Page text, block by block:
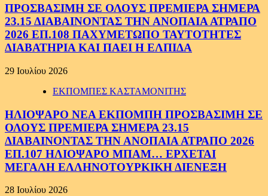
ΠΡΟΣΒΑΣΙΜΗ ΣΕ ΟΛΟΥΣ ΠΡΕΜΙΕΡΑ ΣΗΜΕΡΑ
23.15 ΔΙΑΒΑΙΝΟΝΤΑΣ ΤΗΝ ΑΝΟΠΑΙΑ ΑΤΡΑΠΟ
2026 ΕΠ.108 ΠΑΧΥΜΕΤΩΠΟ ΤΑΥΤΟΤΗΤΕΣ
ΔΙΑΒΑΤΗΡΙΑ ΚΑΙ ΠΑΕΙ Η ΕΛΠΙΔΑ
29 Ιουλίου 2026
ΕΚΠΟΜΠΕΣ ΚΑΣΤΑΜΟΝΙΤΗΣ
ΗΛΙΟΨΑΡΟ ΝΕΑ ΕΚΠΟΜΠΗ ΠΡΟΣΒΑΣΙΜΗ ΣΕ
ΟΛΟΥΣ ΠΡΕΜΙΕΡΑ ΣΗΜΕΡΑ 23.15
ΔΙΑΒΑΙΝΟΝΤΑΣ ΤΗΝ ΑΝΟΠΑΙΑ ΑΤΡΑΠΟ 2026
ΕΠ.107 ΗΛΙΟΨΑΡΟ ΜΠΑΜ… ΕΡΧΕΤΑΙ
ΜΕΓΑΛΗ ΕΛΛΗΝΟΤΟΥΡΚΙΚΗ ΔΙΕΝΕΞΗ
28 Ιουλίου 2026